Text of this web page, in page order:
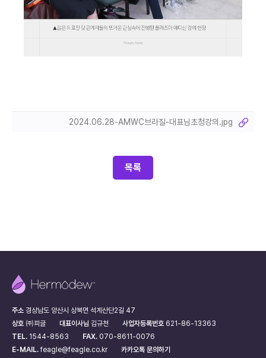
2024.06.28-AMWC브라질-대표님초청강의.jpg
목록
주소 경상남도 양산시 상북면 석계산단2길 47
상호 ㈜피글 대표이사님 김규천 사업자등록번호 621-86-13363
TEL. 1544-8563 FAX. 070-8611-0076
E-MAIL. feagle@feagle.co.kr 카카오톡 문의하기